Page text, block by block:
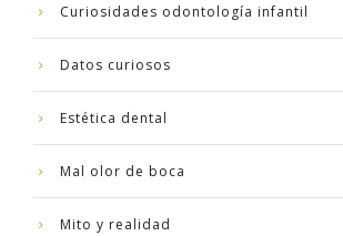
Curiosidades odontología infantil
Datos curiosos
Estética dental
Mal olor de boca
Mito y realidad